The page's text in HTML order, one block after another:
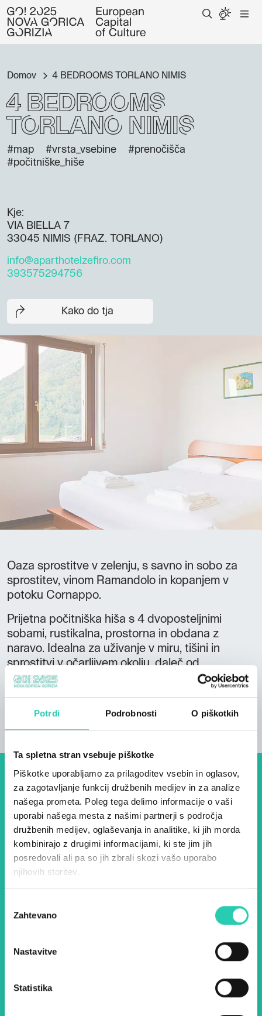
Potrdi Podrobnosti O piškotkih
Ta spletna stran vsebuje piškotke
Piškotke uporabljamo za prilagoditev vsebin in oglasov,
za zagotavljanje funkcij družbenih medijev in za analize
našega prometa. Poleg tega delimo informacije o vaši
uporabi našega mesta z našimi partnerji s področja
družbenih medijev, oglaševanja in analitike, ki jih morda
kombinirajo z drugimi informacijami, ki ste jim jih
posredovali ali pa so jih zbrali skozi vašo uporabo
njihovih storitev.
soglasja
Zahtevano
Nastavitve
Statistika
Domov 4 BEDROOMS TORLANO NIMIS
4 BEDROOMS
TORLANO NIMIS
#map #vrsta_vsebine
#prenočišča
#počitniške_hiše
Kje:
VIA BIELLA 7
33045 NIMIS (FRAZ. TORLANO)
info@aparthotelzefiro.com
393575294756
Kako do tja
Oaza sprostitve v zelenju, s savno in sobo za
sprostitev, vinom Ramandolo in kopanjem v
potoku Cornappo.
Prijetna počitniška hiša s 4 dvoposteljnimi
sobami, rustikalna, prostorna in obdana z
naravo. Idealna za uživanje v miru, tišini in
sprostitvi v očarljivem okolju, daleč od
vsakdanjega vrveža. Lahko se posvetite savni in
sobi za sprostitev, hrani in vinu, zlasti vinu
Ramandolo, ali se kopate v potoku Cornappo.
Dogodki, članki in zgodbe iz
evropske prestolnice kulture
– prijavite se na naš novičnik
in ostanite na tekočem z
našimi aktivnostmi.
E-pošta *
Z uporabo tega obrazca potrjujem, da sem
seznanjen z obdelavo osebnih podatkov za